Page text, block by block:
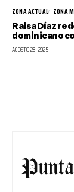
ZONA ACTUAL ZONA
Raisa Díaz
dominicano
AGOSTO 28, 2025